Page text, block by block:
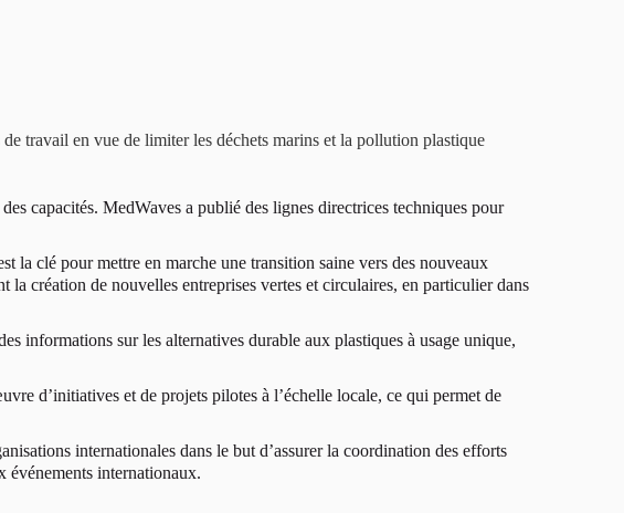
travail en vue de limiter les déchets marins et la pollution plastique
capacités. MedWaves a publié des lignes directrices techniques pour
la clé pour mettre en marche une transition saine vers des nouveaux
création de nouvelles entreprises vertes et circulaires, en particulier dans
informations sur les alternatives durable aux plastiques à usage unique,
d’initiatives et de projets pilotes à l’échelle locale, ce qui permet de
internationales dans le but d’assurer la coordination des efforts
événements internationaux.